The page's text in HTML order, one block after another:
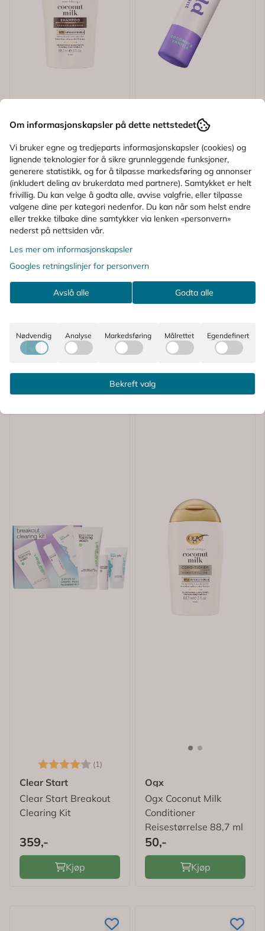
Karakter: (1)5.0 av 5 mulige
Ogx
Ogx Coconut Milk
Shampoo
Reisestørrelse 88,7 ml
Karakter: (1)2.0 av
& Vanilla
Reisestørrelse 16 g
Karakter: (1)
Clear Start
Clear Start Breakout
Clearing Kit
359,-
Kjøp
Ogx
Ogx Coconut Milk
Conditioner
Reisestørrelse 88,7 ml
50,-
Kjøp
Om informasjonskapsler på dette nettstedet
Vi bruker egne og tredjeparts informasjonskapsler (cookies) og
lignende teknologier for å sikre grunnleggende funksjoner,
generere statistikk, og for å tilpasse markedsføring og annonser
(inkludert deling av brukerdata med partnere). Samtykket er helt
frivillig. Du kan velge å godta alle, avvise valgfrie, eller tilpasse
valgene dine per kategori nedenfor. Du kan når som helst endre
eller trekke tilbake dine samtykker via lenken «personvern»
nederst på nettsiden vår.
Les mer om informasjonskapsler
Googles retningslinjer for personvern
Avslå alle Godta alle
Nødvendig Analyse Markedsføring Målrettet Egendefinert
Bekreft valg